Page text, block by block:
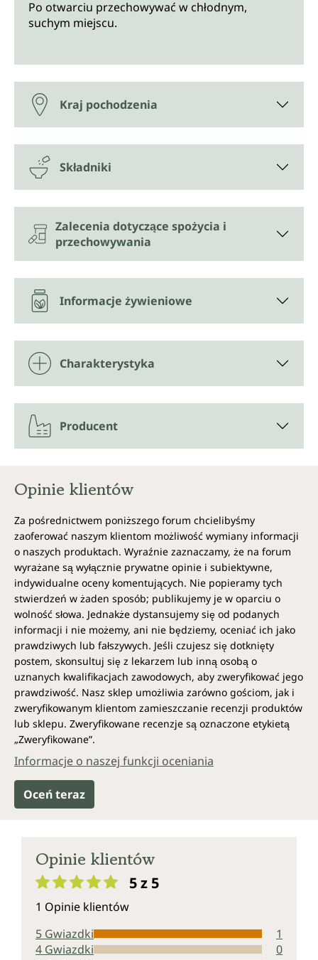
Po otwarciu przechowywać w chłodnym,
suchym miejscu.
Kraj pochodzenia
Składniki
Zalecenia dotyczące spożycia i
przechowywania
Informacje żywieniowe
Charakterystyka
Producent
Opinie klientów
Za pośrednictwem poniższego forum chcielibyśmy
zaoferować naszym klientom możliwość wymiany informacji
o naszych produktach. Wyraźnie zaznaczamy, że na forum
wyrażane są wyłącznie prywatne opinie i subiektywne,
indywidualne oceny komentujących. Nie popieramy tych
stwierdzeń w żaden sposób; publikujemy je w oparciu o
wolność słowa. Jednakże dystansujemy się od podanych
informacji i nie możemy, ani nie będziemy, oceniać ich jako
prawdziwych lub fałszywych. Jeśli czujesz się dotknięty
postem, skonsultuj się z lekarzem lub inną osobą o
uznanych kwalifikacjach zawodowych, aby zweryfikować jego
prawdziwość. Nasz sklep umożliwia zarówno gościom, jak i
zweryfikowanym klientom zamieszczanie recenzji produktów
lub sklepu. Zweryfikowane recenzje są oznaczone etykietą
„Zweryfikowane”.
Informacje o naszej funkcji oceniania
Oceń teraz
Opinie klientów
5 z 5
1 Opinie klientów
5 Gwiazdki
1
4 Gwiazdki
0